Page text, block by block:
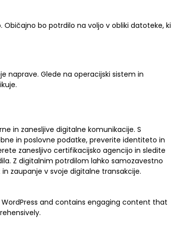
bo potrdilo na voljo v obliki datoteke, ki
naprave. Glede na operacijski sistem in
in zanesljive digitalne komunikacije. S
in poslovne podatke, preverite identiteto in
zanesljivo certifikacijsko agencijo in sledite
Z digitalnim potrdilom lahko samozavestno
zaupanje v svoje digitalne transakcije.
and contains engaging content that